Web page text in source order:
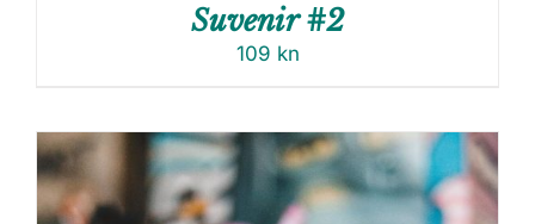
Suvenir #2
109 kn